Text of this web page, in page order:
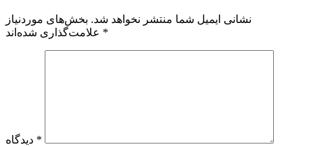
نشانی ایمیل شما منتشر نخواهد شد. بخش‌های موردنیاز
*
*